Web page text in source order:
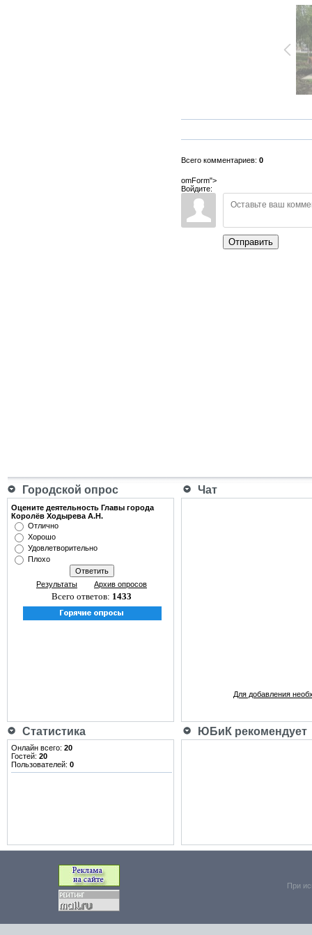
Всего комментариев: 0
omForm">
Войдите:
Отправить
Городской опрос Чат
Оцените деятельность Главы города
Королёв Ходырева А.Н.
Отлично
Хорошо
Удовлетворительно
Плохо
Результаты Архив опросов
Всего ответов: 1433
Для добавления
Статистика ЮБиК рекомендует
Онлайн всего: 20
Гостей: 20
Пользователей: 0
При